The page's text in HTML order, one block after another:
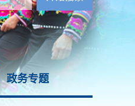
政务专题